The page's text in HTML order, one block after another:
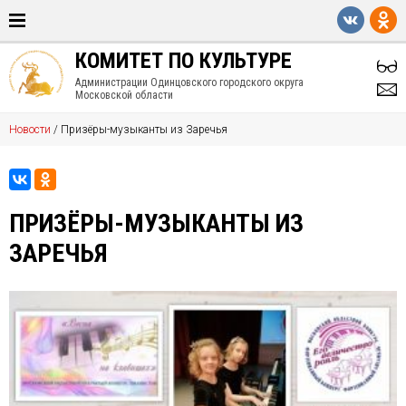
КОМИТЕТ ПО КУЛЬТУРЕ
Администрации Одинцовского городского округа
Московской области
Новости / Призёры-музыканты из Заречья
ПРИЗЁРЫ-МУЗЫКАНТЫ ИЗ
ЗАРЕЧЬЯ